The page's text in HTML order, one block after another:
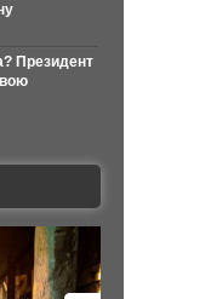
Президент